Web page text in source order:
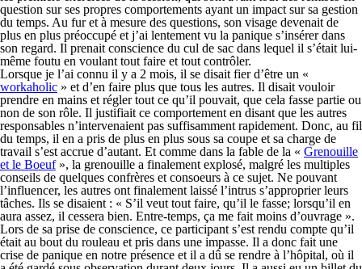
question sur ses propres comportements ayant un impact sur sa gestion
du temps. Au fur et à mesure des questions, son visage devenait de
plus en plus préoccupé et j’ai lentement vu la panique s’insérer dans
son regard. Il prenait conscience du cul de sac dans lequel il s’était lui-
même foutu en voulant tout faire et tout contrôler.
Lorsque je l’ai connu il y a 2 mois, il se disait fier d’être un «
workaholic » et d’en faire plus que tous les autres. Il disait vouloir
prendre en mains et régler tout ce qu’il pouvait, que cela fasse partie ou
non de son rôle. Il justifiait ce comportement en disant que les autres
responsables n’intervenaient pas suffisamment rapidement. Donc, au fil
du temps, il en a pris de plus en plus sous sa coupe et sa charge de
travail s’est accrue d’autant. Et comme dans la fable de la « Grenouille
et le Boeuf», la grenouille a finalement explosé, malgré les multiples
conseils de quelques confrères et consoeurs à ce sujet. Ne pouvant
l’influencer, les autres ont finalement laissé l’intrus s’approprier leurs
tâches. Ils se disaient : « S’il veut tout faire, qu’il le fasse; lorsqu’il en
aura assez, il cessera bien. Entre-temps, ça me fait moins d’ouvrage ».
Lors de sa prise de conscience, ce participant s’est rendu compte qu’il
était au bout du rouleau et pris dans une impasse. Il a donc fait une
crise de panique en notre présence et il a dû se rendre à l’hôpital, où il